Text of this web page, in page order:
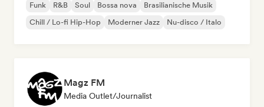
Funk R&B Soul Bossa nova
Brasilianische Musik
Chill / Lo-fi Hip-Hop
Moderner Jazz Nu-disco / Italo
Magz FM
Media Outlet/Journalist